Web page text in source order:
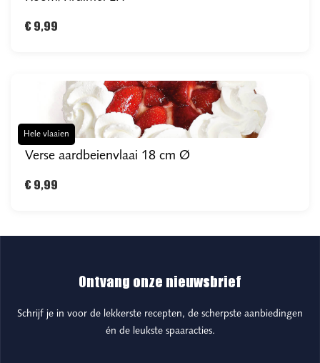
€ 9,99
Hele vlaaien
Verse aardbeienvlaai 18 cm Ø
€ 9,99
Ontvang onze nieuwsbrief
Schrijf je in voor de lekkerste recepten, de scherpste aanbiedingen
én de leukste spaaracties.